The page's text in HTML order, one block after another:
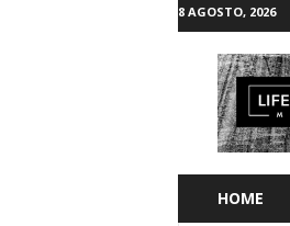
8 AGOSTO, 2026
HOME